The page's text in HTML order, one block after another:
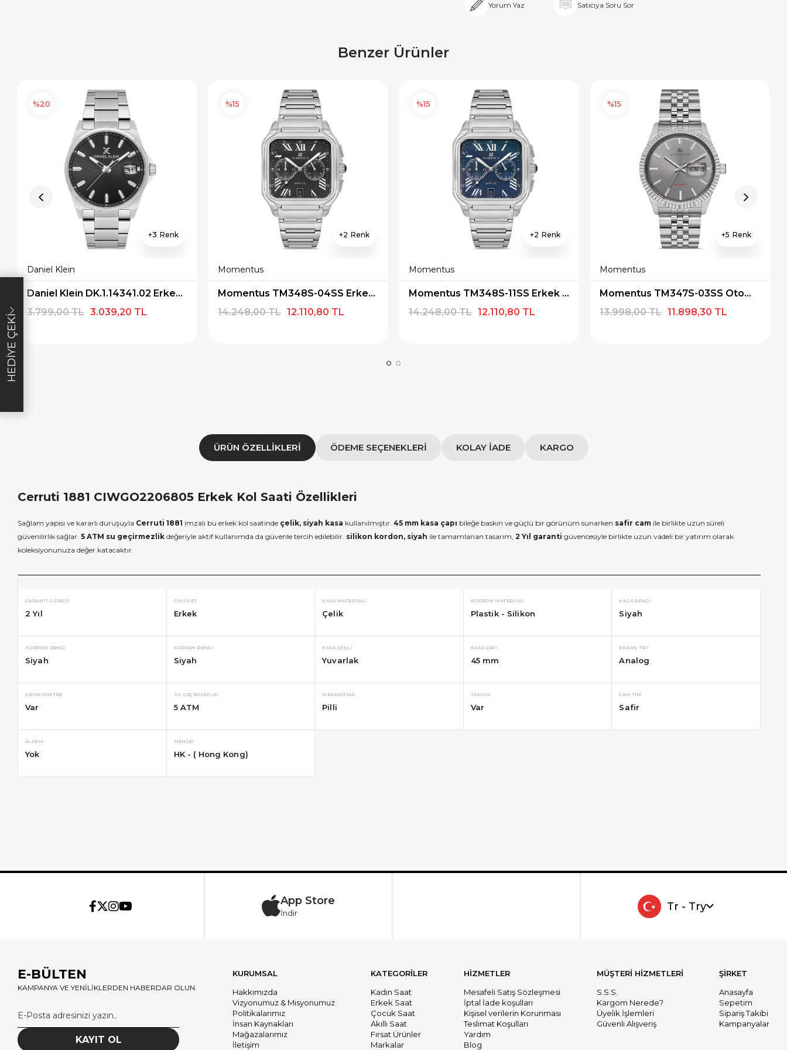
Yorum Yaz Satıcıya Soru Sor
Benzer Ürünler
3
Daniel Klein
Daniel Klein DK.1.14341.02 Erkek Kol Saati
3.039,20 TL
3.799,00 TL
%20
2
Momentus
Momentus TM348S-04SS Erkek Kol Saati
12.110,80 TL
14.248,00 TL
%15
2
Momentus
Momentus TM348S-11SS Erkek Kol Saati
12.110,80 TL
14.248,00 TL
%15
5
Momentus
Momentus TM347S-03SS Otomatik Erkek Kol Saati
11.898,30 TL
13.998,00 TL
%15
ÜRÜN ÖZELLIKLERI ÖDEME SEÇENEKLERI KOLAY İADE KARGO
Cerruti 1881 CIWGO2206805 Erkek Kol Saati Özellikleri
Sağlam yapısı ve kararlı duruşuyla Cerruti 1881 imzalı bu erkek kol saatinde çelik, siyah kasa kullanılmıştır. 45 mm kasa çapı bileğe baskın ve güçlü bir görünüm sunarken safir cam ile birlikte uzun süreli
güvenilirlik sağlar. 5 ATM su geçirmezlik değeriyle aktif kullanımda da güvenle tercih edilebilir. silikon kordon, siyah ile tamamlanan tasarım, 2 Yıl garanti güvencesiyle birlikte uzun vadeli bir yatırım olarak
koleksiyonunuza değer katacaktır.
GARANTI SÜRESI
2 Yıl
CINSIYET
Erkek
KASA MATERYALI
Çelik
KORDON MATERYALI
Plastik - Silikon
KASA RENGI
Siyah
KORDON RENGI
Siyah
KADRAN RENGI
Siyah
KASA ŞEKLI
Yuvarlak
KASA ÇAPI
45 mm
EKRAN TIPI
Analog
KRONOMETRE
Var
SU GEÇIRMEZLIK
5 ATM
MEKANIZMA
Pilli
TAKVIM
Var
CAM TIPI
Safir
ALARM
Yok
MENŞEI
HK - ( Hong Kong)
App Store
İndir
Tr - Try
E-BÜLTEN
KAMPANYA VE YENİLİKLERDEN HABERDAR OLUN.
KAYIT OL
KURUMSAL
Hakkımızda
Vizyonumuz & Misyonumuz
Politikalarımız
İnsan Kaynakları
Mağazalarımız
İletişim
KATEGORİLER
Kadın Saat
Erkek Saat
Çocuk Saat
Akıllı Saat
Fırsat Ürünler
Markalar
HİZMETLER
Mesafeli Satış Sözleşmesi
İptal İade koşulları
Kişisel verilerin Korunması
Teslimat Koşulları
Yardım
Blog
MÜŞTERİ HİZMETLERİ
S.S.S.
Kargom Nerede?
Üyelik İşlemleri
Güvenli Alışveriş
ŞİRKET
Anasayfa
Sepetim
Sipariş Takibi
Kampanyalar
HEDIYE ÇEKI
özel
Çeki
× SEPETTE İNDİRİM
20000tl Üzeri Alışverişe özel
SEPETTE İNDİRİM
5000tl Üzeri Alışverişe özel 500tl
× SEPETTE İNDİRİM
10000tl Üzeri Alışverişe özel
×